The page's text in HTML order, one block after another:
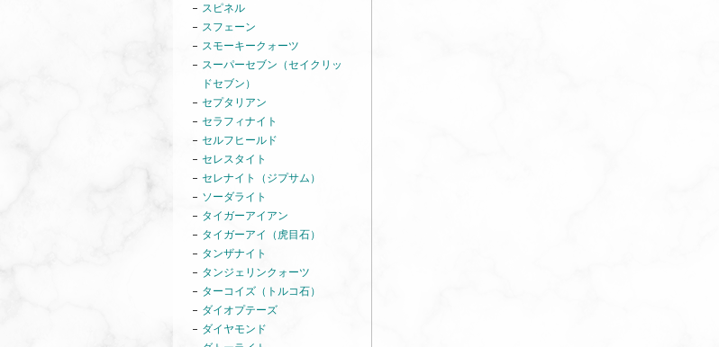
スピネル
スフェーン
スモーキークォーツ
スーパーセブン（セイクリッ
ドセブン）
セプタリアン
セラフィナイト
セルフヒールド
セレスタイト
セレナイト（ジプサム）
ソーダライト
タイガーアイアン
タイガーアイ（虎目石）
タンザナイト
タンジェリンクォーツ
ターコイズ（トルコ石）
ダイオプテーズ
ダイヤモンド